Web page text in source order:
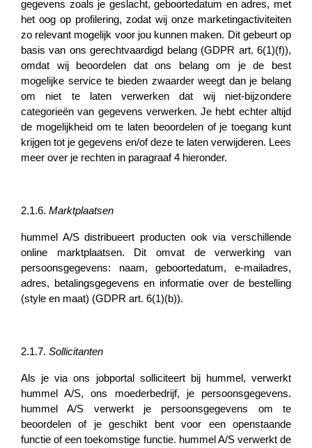
gegevens zoals je geslacht, geboortedatum en adres, met
het oog op profilering, zodat wij onze marketingactiviteiten
zo relevant mogelijk voor jou kunnen maken. Dit gebeurt op
basis van ons gerechtvaardigd belang (GDPR art. 6(1)(f)),
omdat wij beoordelen dat ons belang om je de best
mogelijke service te bieden zwaarder weegt dan je belang
om niet te laten verwerken dat wij niet-bijzondere
categorieën van gegevens verwerken. Je hebt echter altijd
de mogelijkheid om te laten beoordelen of je toegang kunt
krijgen tot je gegevens en/of deze te laten verwijderen. Lees
meer over je rechten in paragraaf 4 hieronder.
2.1.6. Marktplaatsen
hummel A/S distribueert producten ook via verschillende
online marktplaatsen. Dit omvat de verwerking van
persoonsgegevens: naam, geboortedatum, e-mailadres,
adres, betalingsgegevens en informatie over de bestelling
(style en maat) (GDPR art. 6(1)(b)).
2.1.7. Sollicitanten
Als je via ons jobportal solliciteert bij hummel, verwerkt
hummel A/S, ons moederbedrijf, je persoonsgegevens.
hummel A/S verwerkt je persoonsgegevens om te
beoordelen of je geschikt bent voor een openstaande
functie of een toekomstige functie. hummel A/S verwerkt de